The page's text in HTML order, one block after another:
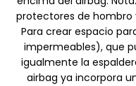
protectores de hombro
Para crear espacio
impermeables), que
igualmente la
airbag ya incorpora